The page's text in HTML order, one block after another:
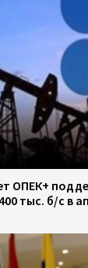
ОПЕК+
тыс. б/с в